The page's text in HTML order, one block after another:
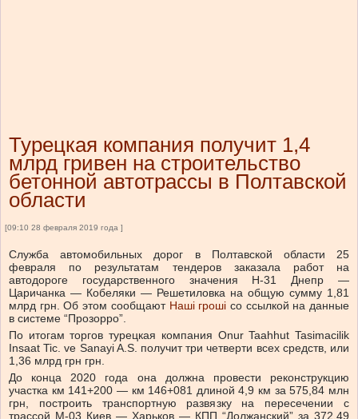
Турецкая компания получит 1,4
млрд гривен на строительство
бетонной автотрассы в Полтавской
области
[09:10 28 февраля 2019 года ]
Служба автомобильных дорог в Полтавской области 25
февраля по результатам тендеров заказала работ на
автодороге государственного значения Н-31 Днепр —
Царичанка — Кобеляки — Решетиловка на общую сумму 1,81
млрд грн. Об этом сообщают Наші гроші со ссылкой на данные
в системе “Прозорро”.
По итогам торгов турецкая компания Onur Taahhut Tasimacilik
Insaat Tic. ve Sanayi A.S. получит три четверти всех средств, или
1,36 млрд грн грн.
До конца 2020 года она должна провести реконструкцию
участка км 141+200 — км 146+081 длиной 4,9 км за 575,84 млн
грн, построить транспортную развязку на пересечении с
трассой М-03 Киев — Харьков — КПП “Должанский” за 372,49